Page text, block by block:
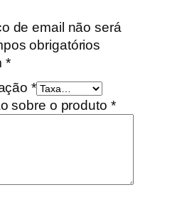
de email não será
obrigatórios
*
*
sobre o produto *